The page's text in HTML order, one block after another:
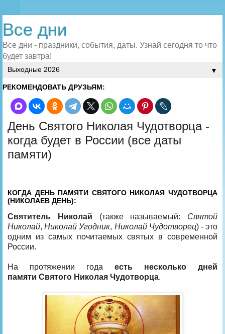
Все дни
Все дни - праздники, события, даты. Узнай сегодня то что
будет завтра!
▼
РЕКОМЕНДОВАТЬ ДРУЗЬЯМ:
День Святого Николая Чудотворца -
когда будет в России (все даты
памяти)
КОГДА ДЕНЬ ПАМЯТИ СВЯТОГО НИКОЛАЯ ЧУДОТВОРЦА
(НИКОЛАЕВ ДЕНЬ):
Святитель Николай (также называемый: Святой
Николай,Николай Угодник, Николай Чудотворец) - это
одним из самых почитаемых святых в современной
России.
На протяжении года есть несколько дней
памяти Святого Николая Чудотворца.